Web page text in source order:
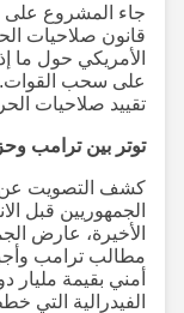
جاء المشروع على
قانون صلاحيات
الأمريكي حول ما
على سحب القوات.
تقييد صلاحيات
توتر بين ترامب وحزبه
كشف التصويت عن
الجمهوريين قبل
الأخيرة، عارض
مطالب ترامب
أمني بقيمة مليار
الفيدرالية التي